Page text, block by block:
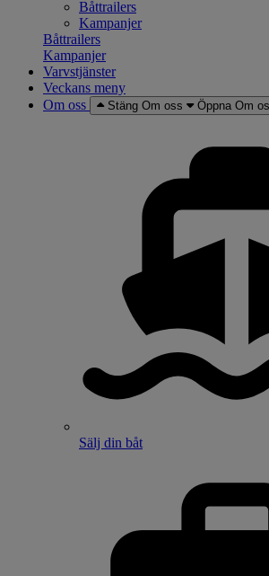
Båttrailers
Kampanjer
Båttrailers
Kampanjer
Varvstjänster
Veckans meny
Om oss
Stäng Om oss Öppna Om
Sälj din båt